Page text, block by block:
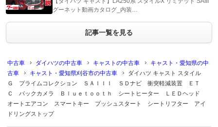
グーネット動画カタログ_内装…
記事一覧を見る
中古車 ダイハツの中古車 キャストの中古車
キャスト・愛知県の中
古車
キャスト・愛知県刈谷市の中古車
ダイハツ キャスト スタイル
Ｇ プライムコレクション ＳＡＩＩＩ ＳＤナビ 衝突軽減装置 ＥＴ
Ｃ バックカメラ Ｂｌｕｅｔｏｏｔｈ シートヒーター ＬＥＤヘッド
オートエアコン スマートキー プッシュスタート シートリフター アイ
ドリングストップ